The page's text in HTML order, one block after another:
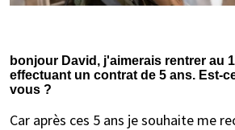
bonjour David, j'aimerais rentrer au
effectuant un contrat de 5 ans. Est-
vous ?
Car après ces 5 ans je souhaite me